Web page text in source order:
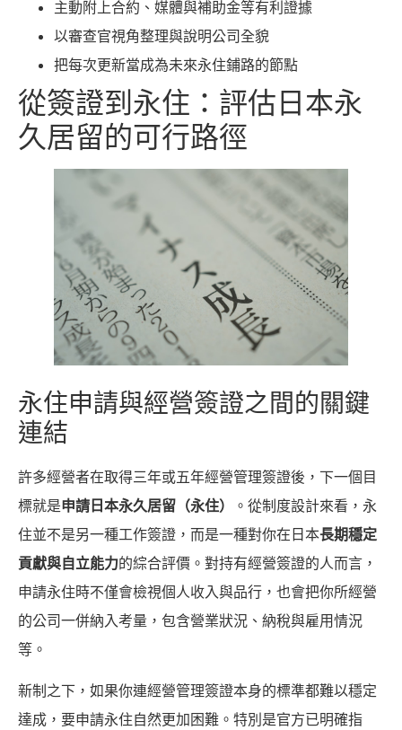
主動附上合約、媒體與補助金等有利證據
以審查官視角整理與說明公司全貌
把每次更新當成為未來永住鋪路的節點
從簽證到永住：評估日本永
久居留的可行路徑
永住申請與經營簽證之間的關鍵
連結
許多經營者在取得三年或五年經營管理簽證後，下一個目
標就是申請日本永久居留（永住）
。從制度設計來看，永
住並不是另一種工作簽證，而是一種對你在日本長期穩定
貢獻與自立能力的綜合評價。對持有經營簽證的人而言，
申請永住時不僅會檢視個人收入與品行，也會把你所經營
的公司一併納入考量，包含營業狀況、納稅與雇用情況
等。
新制之下，如果你連經營管理簽證本身的標準都難以穩定
達成，要申請永住自然更加困難。特別是官方已明確指